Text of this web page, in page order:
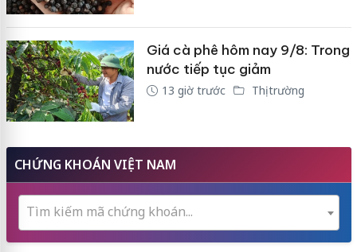
Giá cà phê hôm nay 9/8: Trong
nước tiếp tục giảm
13 giờ trước Thị trường
CHỨNG KHOÁN VIỆT NAM
Tìm kiếm mã chứng khoán...